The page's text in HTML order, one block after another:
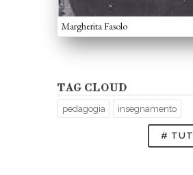
Margherita Fasolo
TAG CLOUD
pedagogia insegnamento
#